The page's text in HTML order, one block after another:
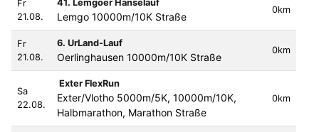
Fr
21.08.
41. Lemgoer Hanselauf
Lemgo 10000m/10K Straße
0km
Fr
21.08.
6. UrLand-Lauf
Oerlinghausen 10000m/10K Straße
0km
Sa
22.08.
Exter FlexRun
Exter/Vlotho 5000m/5K, 10000m/10K,
Halbmarathon, Marathon Straße
0km